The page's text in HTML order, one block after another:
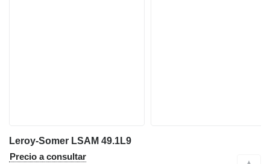
Leroy-Somer LSAM 49.1L9
Precio a consultar